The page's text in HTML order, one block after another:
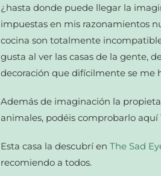
¿hasta donde puede llegar la
impuestas en mis razonamientos
cocina son totalmente
gusta al ver las casas de la gente,
decoración que difícilmente se me
Además de imaginación la
animales, podéis comprobarlo aquí
Esta casa la descubrí en The Sad
recomiendo a todos.